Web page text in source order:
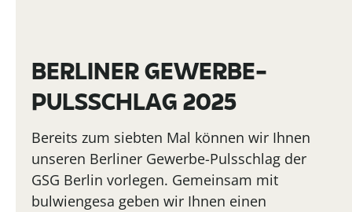
BERLINER GEWERBE-
PULSSCHLAG 2025
Bereits zum siebten Mal können wir Ihnen
unseren Berliner Gewerbe-Pulsschlag der
GSG Berlin vorlegen. Gemeinsam mit
bulwiengesa geben wir Ihnen einen